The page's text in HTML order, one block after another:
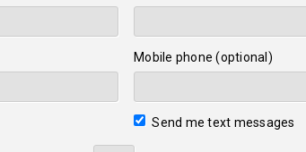
Mobile phone (optional)
Send me text messages